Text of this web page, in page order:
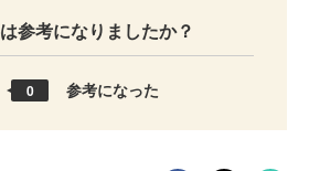
参考になりましたか？
0 参考になった